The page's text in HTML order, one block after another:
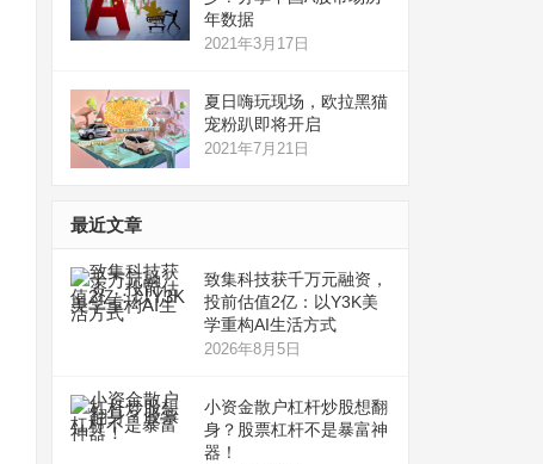
年数据
2021年3月17日
夏日嗨玩现场，欧拉黑猫
宠粉趴即将开启
2021年7月21日
最近文章
致集科技获千万元融资，
投前估值2亿：以Y3K美
学重构AI生活方式
2026年8月5日
小资金散户杠杆炒股想翻
身？股票杠杆不是暴富神
器！